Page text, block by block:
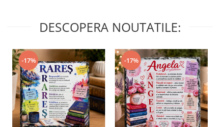
DESCOPERA NOUTATILE:
-17% -17%